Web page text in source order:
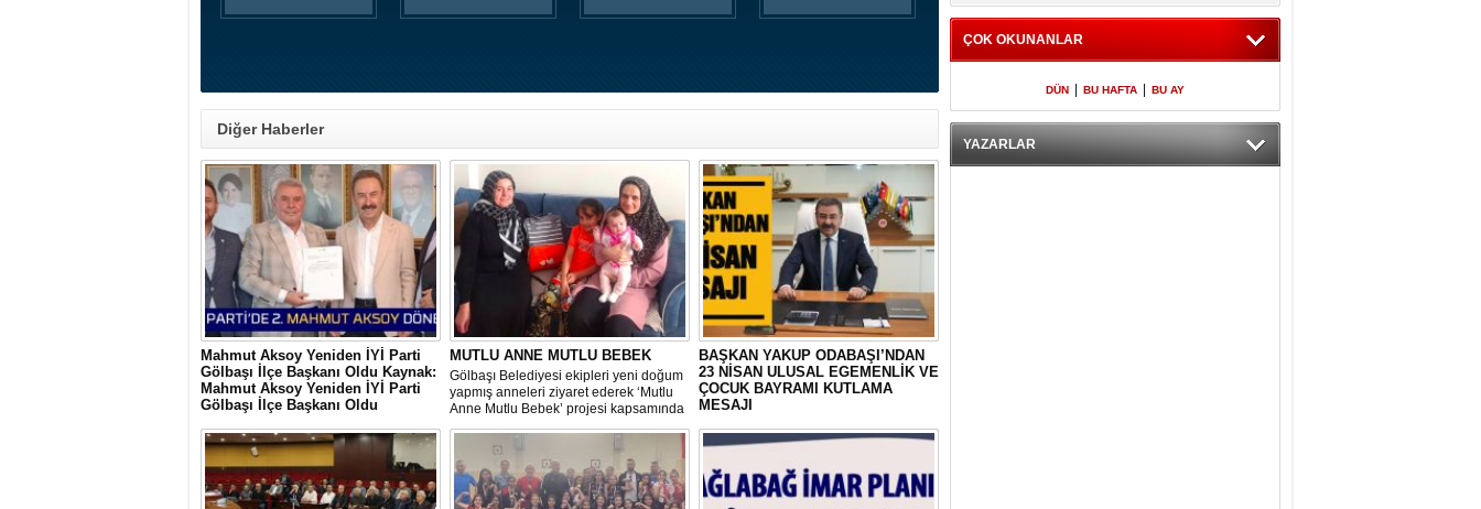
Diğer Haberler
Mahmut Aksoy Yeniden İYİ Parti
Gölbaşı İlçe Başkanı Oldu Kaynak:
Mahmut Aksoy Yeniden İYİ Parti
Gölbaşı İlçe Başkanı Oldu
Mahmut Aksoy Yeniden İYİ Parti Gölbaşı
İlçe Başkanı Oldu
MUTLU ANNE MUTLU BEBEK
Gölbaşı Belediyesi ekipleri yeni doğum
yapmış anneleri ziyaret ederek ‘Mutlu
Anne Mutlu Bebek’ projesi kapsamında
hem içerisinde doğum sonrası temel
ediyor hem de uygulamalı eğitim
veriyor.
BAŞKAN YAKUP ODABAŞI’NDAN
23 NİSAN ULUSAL EGEMENLİK VE
ÇOCUK BAYRAMI KUTLAMA
MESAJI
Gölbaşı Belediye Başkanı Yakup
Odabaşı, TBMM’nin kuruluşunun 104.
Egemenlik ve Çocuk Bayramı’nı
kutladığı bir mesaj yayınladı:
ÇOK OKUNANLAR
DÜN BU HAFTA BU AY
YAZARLAR